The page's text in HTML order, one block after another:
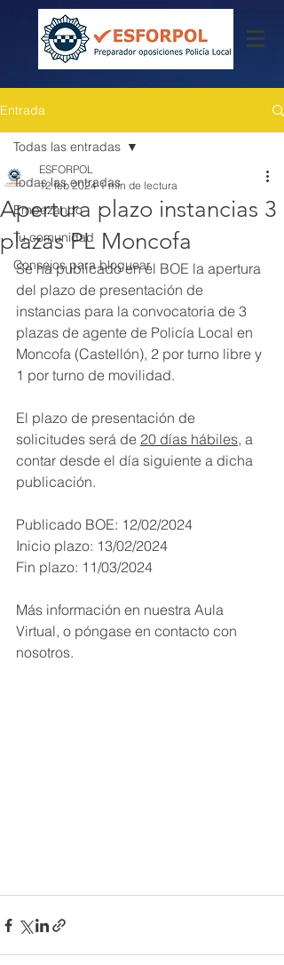
Entrada
Todas las entradas
Empezando
Tu comunidad
Consejos para bloguear
Todas las entradas
Apertura plazo instancias 3
plazas PL Moncofa
ESFORPOL
12 feb 2024 1 min de lectura
Se ha publicado en el BOE la apertura
del plazo de presentación de
instancias para la convocatoria de 3
plazas de agente de Policía Local en
Moncofa (Castellón), 2 por turno libre y
1 por turno de movilidad.
El plazo de presentación de
solicitudes será de 20 días hábiles, a
contar desde el día siguiente a dicha
publicación.
Publicado BOE: 12/02/2024
Inicio plazo: 13/02/2024
Fin plazo: 11/03/2024
Más información en nuestra Aula
Virtual, o póngase en contacto con
nosotros.